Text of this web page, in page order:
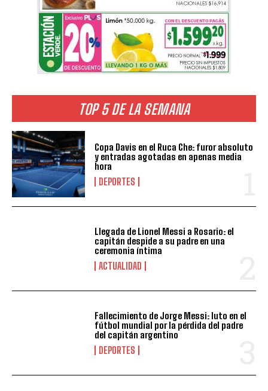
TOP 5 DE LA SEMANA
Copa Davis en el Ruca Che: furor absoluto
y entradas agotadas en apenas media
hora
DEPORTES
Llegada de Lionel Messi a Rosario: el
capitán despide a su padre en una
ceremonia íntima
ACTUALIDAD
Fallecimiento de Jorge Messi: luto en el
fútbol mundial por la pérdida del padre
del capitán argentino
DEPORTES